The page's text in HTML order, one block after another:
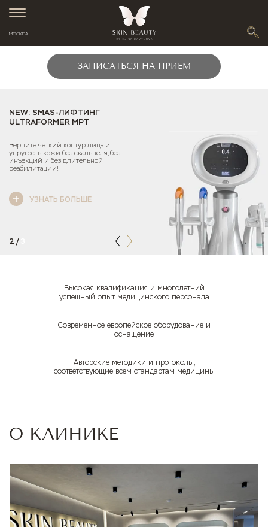
МОСКВА
ЗАПИСАТЬСЯ НА ПРИЕМ
NEW: SMAS-ЛИФТИНГ
ULTRAFORMER MPT
Верните чёткий контур лица и
упругость кожи без скальпеля, без
инъекций и без длительной
реабилитации!
УЗНАТЬ БОЛЬШЕ
2 /
Высокая квалификация и многолетний
успешный опыт медицинского персонала
Современное европейское оборудование и
оснащение
Авторские методики и протоколы,
соответствующие всем стандартам медицины
О КЛИНИКЕ